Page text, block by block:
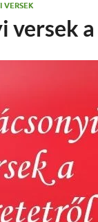
VERSEK
versek